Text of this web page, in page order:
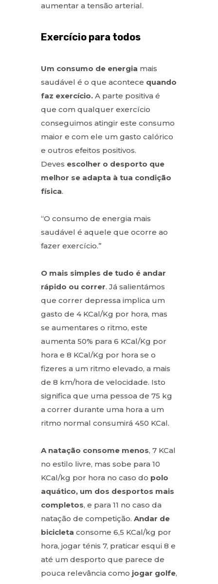
aumentar a tensão arterial.
Exercício para todos
Um consumo de energia mais
saudável é o que acontece quando
faz exercício. A parte positiva é
que com qualquer exercício
conseguimos atingir este consumo
maior e com ele um gasto calórico
e outros efeitos positivos.
Deves escolher o desporto que
melhor se adapta à tua condição
física.
“O consumo de energia mais
saudável é aquele que ocorre ao
fazer exercício.”
O mais simples de tudo é andar
rápido ou correr. Já salientámos
que correr depressa implica um
gasto de 4 KCal/Kg por hora, mas
se aumentares o ritmo, este
aumenta 50% para 6 KCal/Kg por
hora e 8 KCal/Kg por hora se o
fizeres a um ritmo elevado, a mais
de 8 km/hora de velocidade. Isto
significa que uma pessoa de 75 kg
a correr durante uma hora a um
ritmo normal consumirá 450 KCal.
A natação consome menos, 7 KCal
no estilo livre, mas sobe para 10
KCal/kg por hora no caso do polo
aquático, um dos desportos mais
completos, e para 11 no caso da
natação de competição. Andar de
bicicleta consome 6,5 KCal/kg por
hora, jogar ténis 7, praticar esqui 8 e
até um desporto que parece de
pouca relevância como jogar golfe,